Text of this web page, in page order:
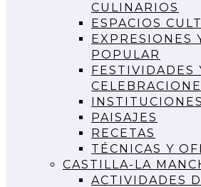
CULINARIOS
ESPACIOS
EXPRESIONES
POPULAR
FESTIVIDADES
INSTITUCIONES
PAISAJES
RECETAS
TÉCNICAS Y
CASTILLA-LA
ACTIVIDADES